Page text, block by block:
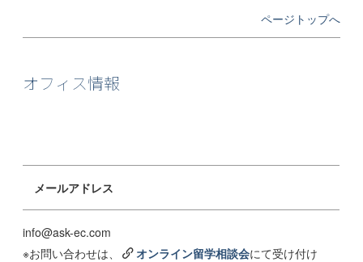
ページトップへ
オフィス情報
メールアドレス
info@ask-ec.com
※お問い合わせは、
オンライン留学相談会にて受け付け